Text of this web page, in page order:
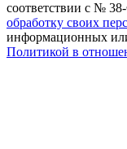
соответствии с №
обработку своих
информационных
Политикой в